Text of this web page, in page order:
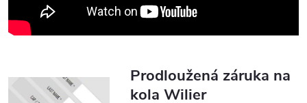
Prodloužená záruka na
kola Wilier